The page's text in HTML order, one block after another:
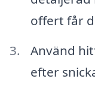
offert får
Använd
efter